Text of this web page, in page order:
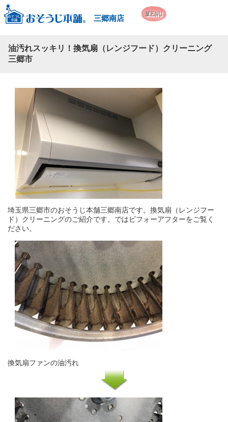
三郷南店
油汚れスッキリ！換気扇（レンジフード）クリーニング
三郷市
埼玉県三郷市のおそうじ本舗三郷南店です。換気扇（レンジフー
ド）クリーニングのご紹介です。ではビフォーアフターをご覧く
ださい。
換気扇ファンの油汚れ